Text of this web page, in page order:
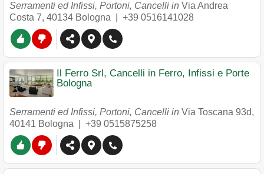
Serramenti ed Infissi, Portoni, Cancelli in Via Andrea
Costa 7, 40134 Bologna +39 0516141028
Il Ferro Srl, Cancelli in Ferro, Infissi e Porte
Bologna
Serramenti ed Infissi, Portoni, Cancelli in Via Toscana 93d,
40141 Bologna +39 0515875258